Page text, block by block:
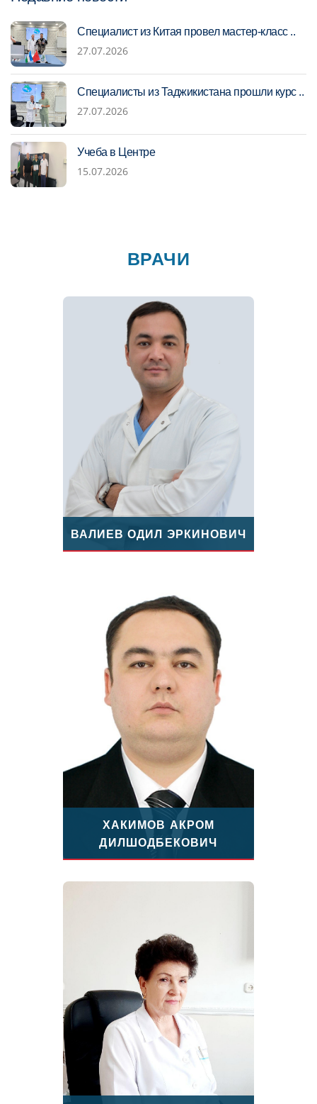
Специалист из Китая провел мастер-класс ..
27.07.2026
Специалисты из Таджикистана прошли курс ..
27.07.2026
Учеба в Центре
15.07.2026
ВРАЧИ
ВАЛИЕВ ОДИЛ ЭРКИНОВИЧ
ХАКИМОВ АКРОМ
ДИЛШОДБЕКОВИЧ